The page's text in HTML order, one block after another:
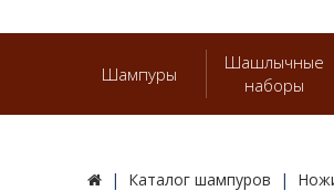
Шампуры
Шашлычные
наборы
Каталог шампуров